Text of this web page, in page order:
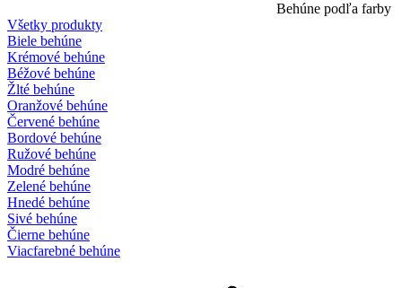
Behúne podľa farby
Všetky produkty
Biele behúne
Krémové behúne
Béžové behúne
Žlté behúne
Oranžové behúne
Červené behúne
Bordové behúne
Ružové behúne
Modré behúne
Zelené behúne
Hnedé behúne
Sivé behúne
Čierne behúne
Viacfarebné behúne